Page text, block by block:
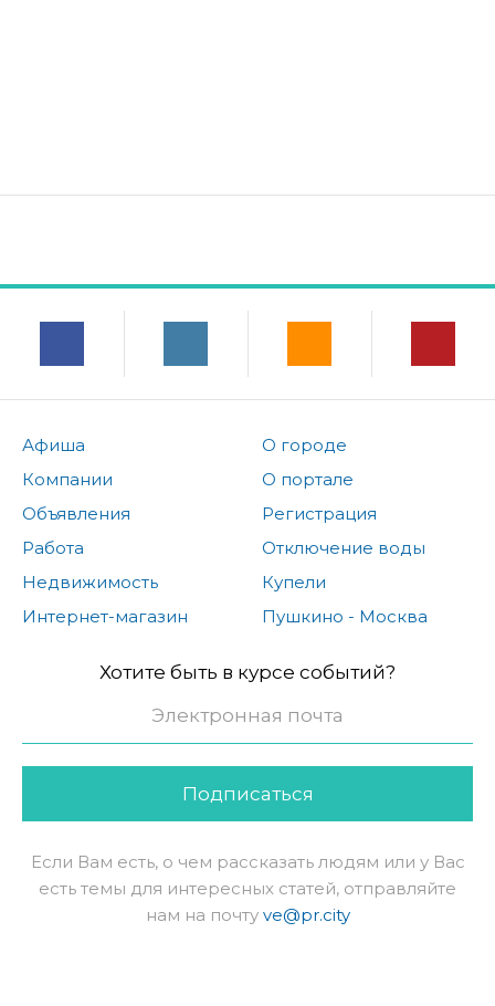
Афиша
Компании
Объявления
Работа
Недвижимость
Интернет-магазин
О городе
О портале
Регистрация
Отключение воды
Купели
Пушкино - Москва
Хотите быть в курсе событий?
Подписаться
Если Вам есть, о чем рассказать людям или у Вас
есть темы для интересных статей, отправляйте
нам на почту ve@pr.city